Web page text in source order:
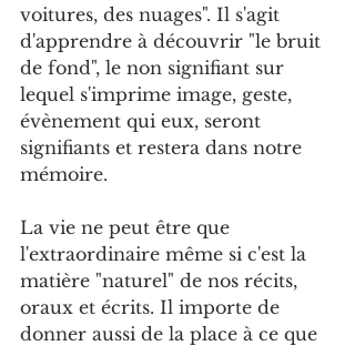
voitures, des nuages". Il s'agit
d'apprendre à découvrir "le bruit
de fond", le non signifiant sur
lequel s'imprime image, geste,
évènement qui eux, seront
signifiants et restera dans notre
mémoire.
La vie ne peut être que
l'extraordinaire même si c'est la
matière "naturel" de nos récits,
oraux et écrits. Il importe de
donner aussi de la place à ce que